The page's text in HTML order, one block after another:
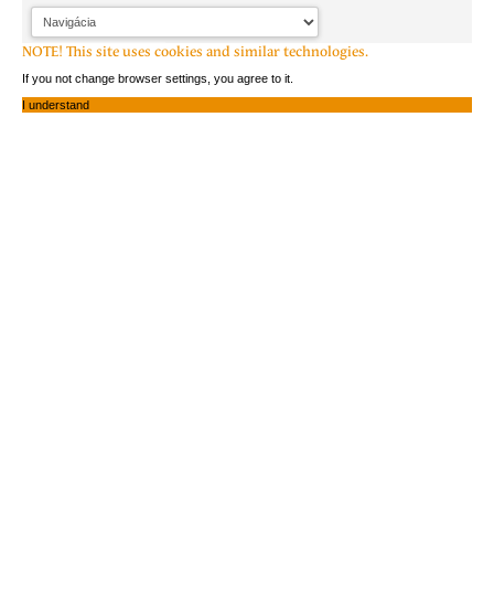
NOTE! This site uses cookies and similar technologies.
If you not change browser settings, you agree to it.
I understand